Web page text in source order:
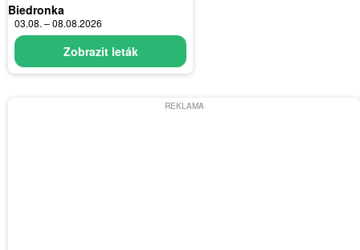
Biedronka
03.08. – 08.08.2026
Zobrazit leták
REKLAMA